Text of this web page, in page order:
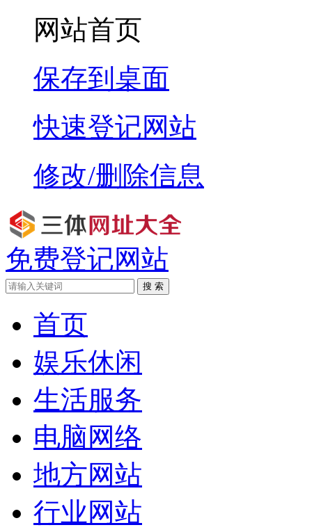
网站首页
保存到桌面
快速登记网站
修改/删除信息
免费登记网站
搜 索
首页
娱乐休闲
生活服务
电脑网络
地方网站
行业网站